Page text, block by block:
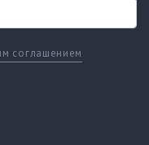
соглашением